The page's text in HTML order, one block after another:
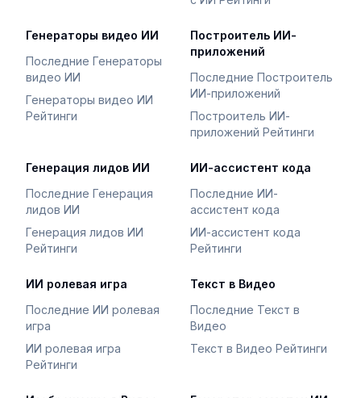
Генераторы видео ИИ
Последние Генераторы
видео ИИ
Генераторы видео ИИ
Рейтинги
Построитель ИИ-
приложений
Последние Построитель
ИИ-приложений
Построитель ИИ-
приложений Рейтинги
Генерация лидов ИИ
Последние Генерация
лидов ИИ
Генерация лидов ИИ
Рейтинги
ИИ-ассистент кода
Последние ИИ-
ассистент кода
ИИ-ассистент кода
Рейтинги
ИИ ролевая игра
Последние ИИ ролевая
игра
ИИ ролевая игра
Рейтинги
Текст в Видео
Последние Текст в
Видео
Текст в Видео Рейтинги